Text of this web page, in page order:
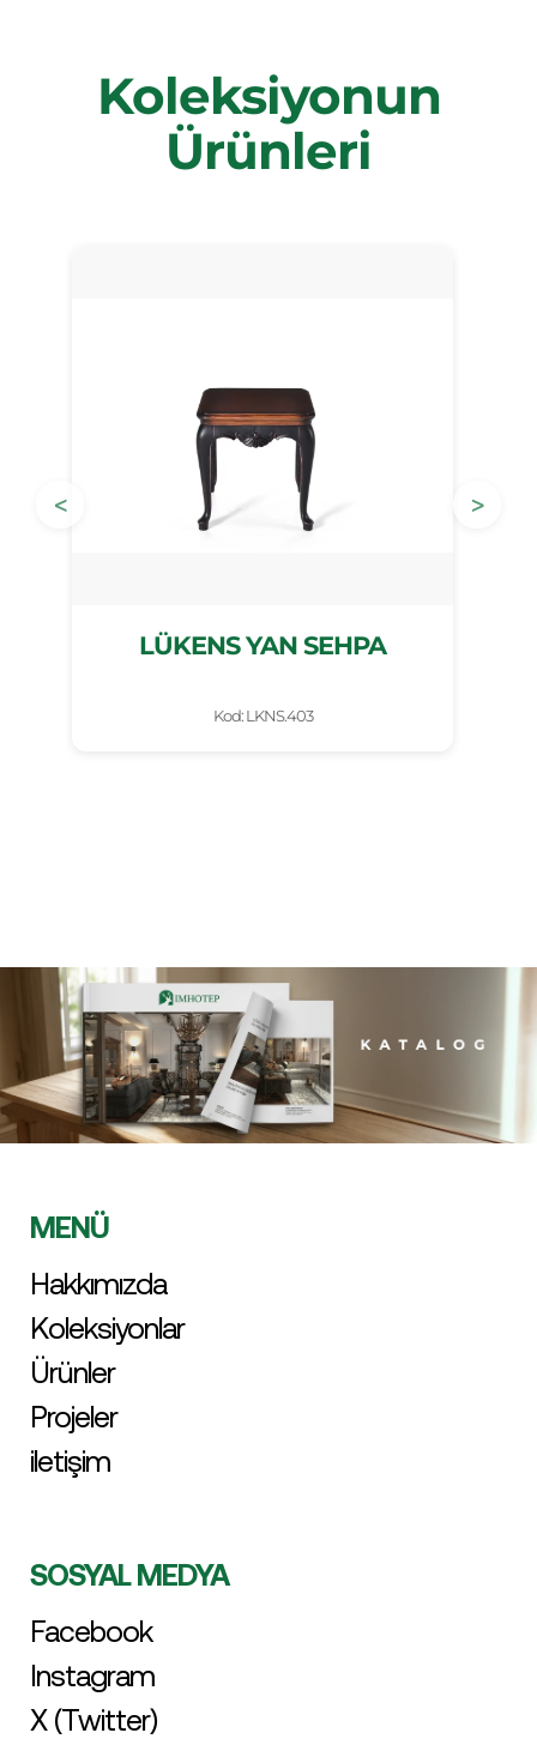
Koleksiyonun
Ürünleri
LÜKENS YAN SEHPA
Kod: LKNS.403
< >
MENÜ
Hakkımızda
Koleksiyonlar
Ürünler
Projeler
iletişim
SOSYAL MEDYA
Facebook
Instagram
X (Twitter)